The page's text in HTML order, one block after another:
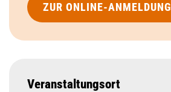
ZUR ONLINE-ANMELDUNG
Veranstaltungsort